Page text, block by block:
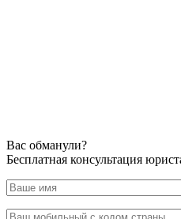
Вас обманули?
Бесплатная консультация